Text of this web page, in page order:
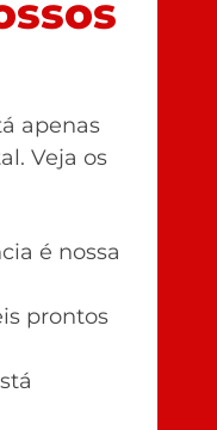
apenas
Veja os
é nossa
prontos